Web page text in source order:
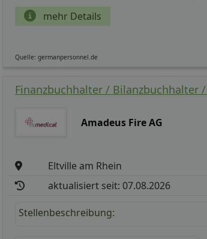
mehr Details
Quelle: germanpersonnel.de
Finanzbuchhalter / Bilanzbuchhalter
Amadeus Fire AG
Eltville am Rhein
aktualisiert seit: 07.08.2026
Stellenbeschreibung: